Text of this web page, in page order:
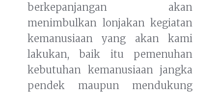
berkepanjangan akan
menimbulkan lonjakan kegiatan
kemanusiaan yang akan kami
lakukan, baik itu pemenuhan
kebutuhan kemanusiaan jangka
pendek maupun mendukung